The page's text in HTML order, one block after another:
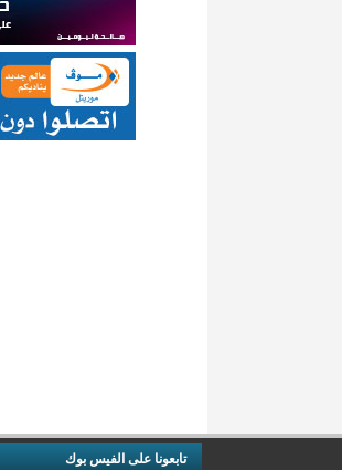
تابعونا على الفيس بوك